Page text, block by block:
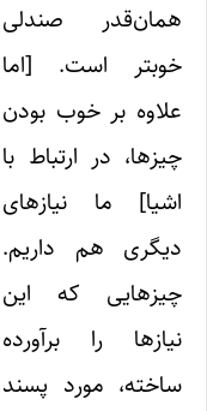
همان‌قدر صندلی
خوبتر است. [اما
علاوه بر خوب بودن
چیزها، در ارتباط با
اشیا] ما نیازهای
دیگری هم داریم.
چیزهایی که این
نیازها را برآورده
ساخته، مورد پسند